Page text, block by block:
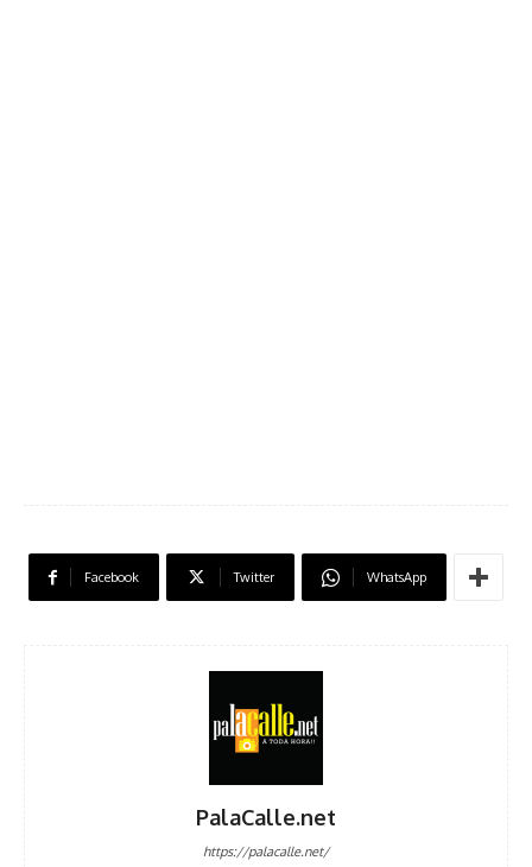
Facebook Twitter WhatsApp
PalaCalle.net
https://palacalle.net/